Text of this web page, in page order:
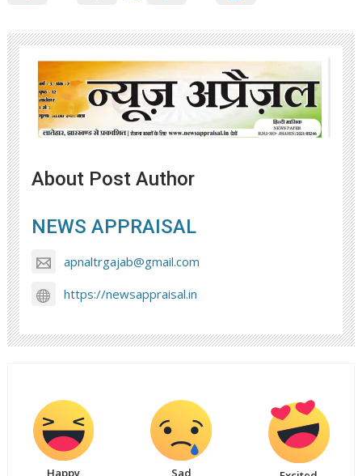
About Post Author
NEWS APPRAISAL
apnaltrgajab@gmail.com
https://newsappraisal.in
Happy Sad